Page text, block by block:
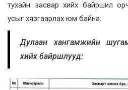
тухайн засвар хийх байршил
усыг хязгаарлах юм байна.
Дулаан хангамжийн
хийх байршлууд: